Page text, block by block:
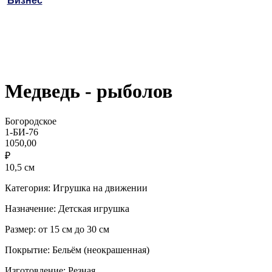
Медведь - рыболов
Богородское
1-БИ-76
1050,00
₽
10,5 см
Категория: Игрушка на движении
Назначение: Детская игрушка
Размер: от 15 см до 30 см
Покрытие: Бельём (неокрашенная)